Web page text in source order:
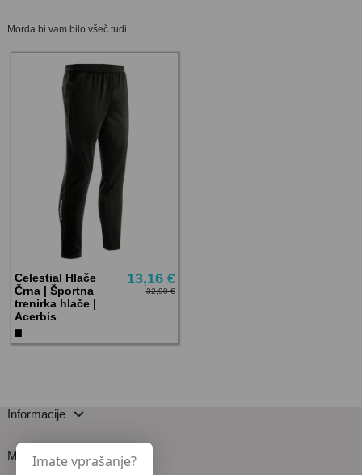
Morda bi vam bilo všeč tudi
Celestial Hlače
Črna | Športna
trenirka hlače |
Acerbis
13,16 €
32,90 €
Informacije
Moj računImate vprašanje?